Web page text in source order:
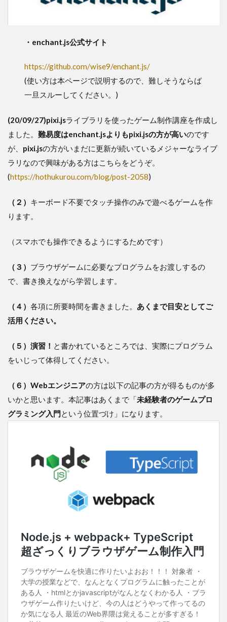
・enchant.js公式サイト
https://github.com/wise9/enchant.js/
(使い方は本ページで説明するので、難しそうならば
一旦スルーしてください。)
(20/09/27)pixi.jsライブラリを使ったゲーム制作講座を作成し
ました。 難易度はenchant.jsよりもpixi.jsの方が高いのです
が、 pixi.jsの方がいまだに更新が続いているメジャーなライブ
ラリなので興味がある方はこちらをどうぞ。
(https://hothukurou.com/blog/post-2058)
（２） キーボード不要でタッチ操作のみで遊べるゲームを作
ります。
（スマホでも操作できるようにするためです）
（３） ブラウザゲームに必要なプログラムをお渡しするの
で、書き換えながら学習します。
（４） 各項に所要時間を書きました。 あくまで目安としてご
活用ください。
（５）演習！ と書かれているところでは、実際にプログラム
をいじって体得してください。
（６）Webエンジニアの方は以下の記事の方が得るものが多
いかと思います。本記事はあくまで「未経験者のゲームプロ
グラミング入門という位置づけ」になります。